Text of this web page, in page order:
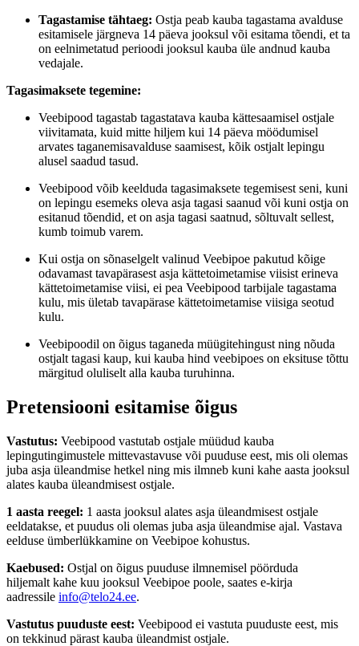
Tagastamise tähtaeg: Ostja peab kauba tagastama avalduse
esitamisele järgneva 14 päeva jooksul või esitama tõendi, et ta
on eelnimetatud perioodi jooksul kauba üle andnud kauba
vedajale.
Tagasimaksete tegemine:
Veebipood tagastab tagastatava kauba kättesaamisel ostjale
viivitamata, kuid mitte hiljem kui 14 päeva möödumisel
arvates taganemisavalduse saamisest, kõik ostjalt lepingu
alusel saadud tasud.
Veebipood võib keelduda tagasimaksete tegemisest seni, kuni
on lepingu esemeks oleva asja tagasi saanud või kuni ostja on
esitanud tõendid, et on asja tagasi saatnud, sõltuvalt sellest,
kumb toimub varem.
Kui ostja on sõnaselgelt valinud Veebipoe pakutud kõige
odavamast tavapärasest asja kättetoimetamise viisist erineva
kättetoimetamise viisi, ei pea Veebipood tarbijale tagastama
kulu, mis ületab tavapärase kättetoimetamise viisiga seotud
kulu.
Veebipoodil on õigus taganeda müügitehingust ning nõuda
ostjalt tagasi kaup, kui kauba hind veebipoes on eksituse tõttu
märgitud oluliselt alla kauba turuhinna.
Pretensiooni esitamise õigus
Vastutus: Veebipood vastutab ostjale müüdud kauba
lepingutingimustele mittevastavuse või puuduse eest, mis oli olemas
juba asja üleandmise hetkel ning mis ilmneb kuni kahe aasta jooksul
alates kauba üleandmisest ostjale.
1 aasta reegel: 1 aasta jooksul alates asja üleandmisest ostjale
eeldatakse, et puudus oli olemas juba asja üleandmise ajal. Vastava
eelduse ümberlükkamine on Veebipoe kohustus.
Kaebused: Ostjal on õigus puuduse ilmnemisel pöörduda
hiljemalt kahe kuu jooksul Veebipoe poole, saates e-kirja
aadressile info@telo24.ee.
Vastutus puuduste eest: Veebipood ei vastuta puuduste eest, mis
on tekkinud pärast kauba üleandmist ostjale.